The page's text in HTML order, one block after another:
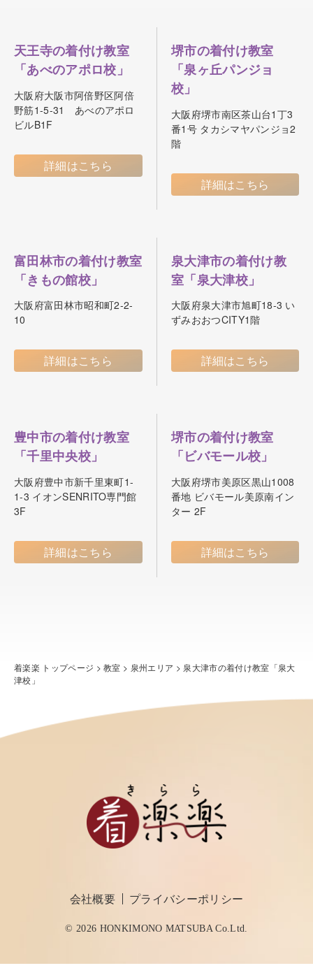
天王寺の着付け教室
「あべのアポロ校」
大阪府大阪市阿倍野区阿倍
野筋1-5-31 あべのアポロ
ビルB1F
詳細はこちら
堺市の着付け教室
「泉ヶ丘パンジョ
校」
大阪府堺市南区茶山台1丁3
番1号 タカシマヤパンジョ2
階
詳細はこちら
富田林市の着付け教室
「きもの館校」
大阪府富田林市昭和町2-2-
10
詳細はこちら
泉大津市の着付け教
室「泉大津校」
大阪府泉大津市旭町18-3 い
ずみおおつCITY1階
詳細はこちら
豊中市の着付け教室
「千里中央校」
大阪府豊中市新千里東町1-
1-3 イオンSENRITO専門館
3F
詳細はこちら
堺市の着付け教室
「ビバモール校」
大阪府堺市美原区黒山1008
番地 ビバモール美原南イン
ター 2F
詳細はこちら
着楽楽 トップページ >教室 > 泉州エリア > 泉大津市の着付け教室「泉大
津校」
会社概要 プライバシーポリシー
© 2026 HONKIMONO MATSUBA Co.Ltd.